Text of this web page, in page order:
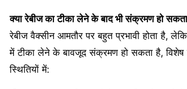
क्या रेबीज का टीका लेने के बाद भी संक्रमण हो
रेबीज वैक्सीन आमतौर पर बहुत प्रभावी होता है,
में टीका लेने के बावजूद संक्रमण हो सकता है,
स्थितियों में: